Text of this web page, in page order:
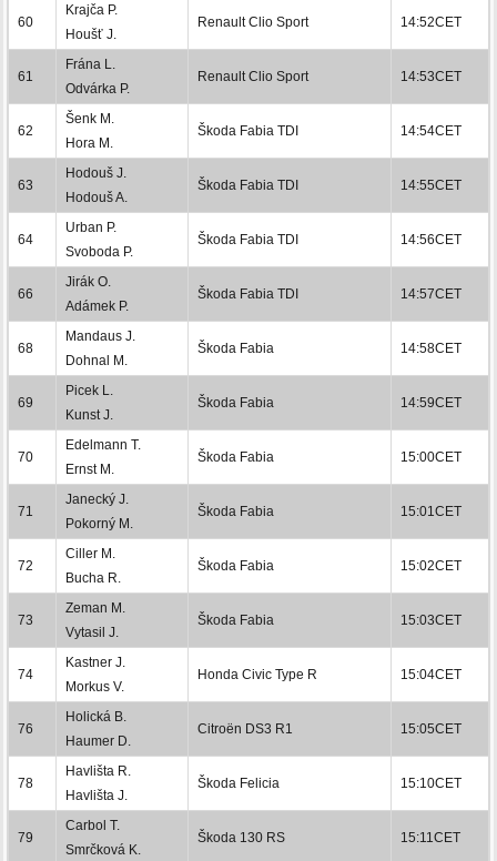
60
Krajča P.
Houšť J.
Renault Clio Sport 14:52CET
61
Frána L.
Odvárka P.
Renault Clio Sport 14:53CET
62
Šenk M.
Hora M.
Škoda Fabia TDI 14:54CET
63
Hodouš J.
Hodouš A.
Škoda Fabia TDI 14:55CET
64
Urban P.
Svoboda P.
Škoda Fabia TDI 14:56CET
66
Jirák O.
Adámek P.
Škoda Fabia TDI 14:57CET
68
Mandaus J.
Dohnal M.
Škoda Fabia 14:58CET
69
Picek L.
Kunst J.
Škoda Fabia 14:59CET
70
Edelmann T.
Ernst M.
Škoda Fabia 15:00CET
71
Janecký J.
Pokorný M.
Škoda Fabia 15:01CET
72
Ciller M.
Bucha R.
Škoda Fabia 15:02CET
73
Zeman M.
Vytasil J.
Škoda Fabia 15:03CET
74
Kastner J.
Morkus V.
Honda Civic Type R 15:04CET
76
Holická B.
Haumer D.
Citroën DS3 R1 15:05CET
78
Havlišta R.
Havlišta J.
Škoda Felicia 15:10CET
79
Carbol T.
Smrčková K.
Škoda 130 RS 15:11CET